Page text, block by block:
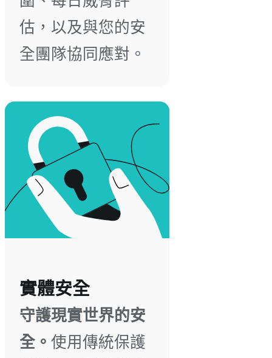
估，以及與您的安
全團隊協同應對。
實體安全
守護現實世界的安
全。 使用傳統保護